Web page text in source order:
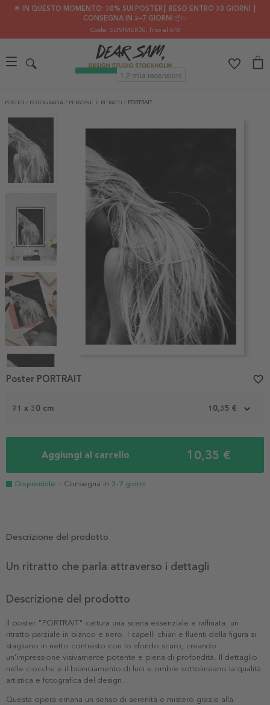
🌟 IN QUESTO MOMENTO: 30% SUI POSTER┃ RESO ENTRO 30 GIORNI ┃
CONSEGNA IN 2–7 GIORNI 📦✨
Code: SUMMER30, fino al 6/8
POSTER / FOTOGRAFIA / PERSONE E RITRATTI / PORTRAIT
1
21 x 30 cm 10,35 €
Aggiungi al carrello 10,35 €
Disponibile - Consegna in 3-7 giorni
Poster PORTRAIT favorite_border
Descrizione del prodotto
Un ritratto che parla attraverso i dettagli
Descrizione del prodotto
Il poster "PORTRAIT" cattura una scena essenziale e raffinata: un
ritratto parziale in bianco e nero. I capelli chiari e fluenti della figura si
stagliano in netto contrasto con lo sfondo scuro, creando
un'impressione visivamente potente e piena di profondità. Il dettaglio
nelle ciocche e il bilanciamento di luci e ombre sottolineano la qualità
artistica e fotografica del design.
Questa opera emana un senso di serenità e mistero grazie alla